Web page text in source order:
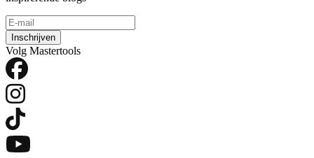
Inschrijven
Volg Mastertools